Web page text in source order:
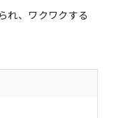
れ、ワクワクする